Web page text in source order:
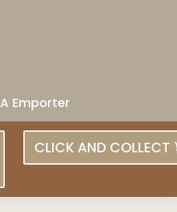
A Emporter
CLICK AND COLLECT